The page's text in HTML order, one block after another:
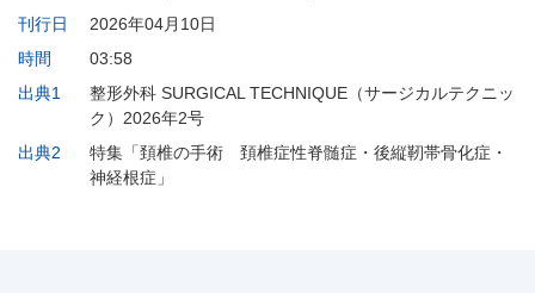
刊行日
2026年04月10日
時間
03:58
出典1
整形外科 SURGICAL TECHNIQUE（サージカルテクニッ
ク）2026年2号
出典2
特集「頚椎の手術 頚椎症性脊髄症・後縦靭帯骨化症・
神経根症」